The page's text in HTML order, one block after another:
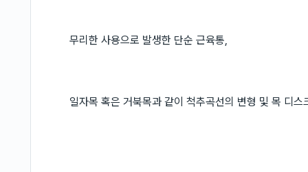
무리한 사용으로 발생한 단순 근육통,
일자목 혹은 거북목과 같이 척추곡선의 변형 및 목 디